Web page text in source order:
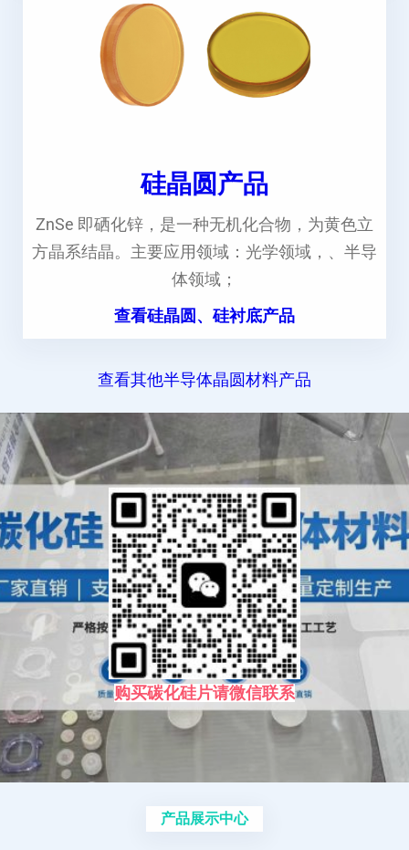
硅晶圆产品
ZnSe 即硒化锌，是一种无机化合物，为黄色立
方晶系结晶。主要应用领域：光学领域，、半导
体领域；
查看硅晶圆、硅衬底产品
查看其他半导体晶圆材料产品
购买碳化硅片请微信联系
产品展示中心